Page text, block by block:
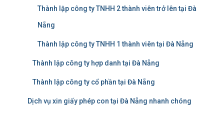
Thành lập công ty TNHH 2 thành viên trở lên tại Đà
Nẵng
Thành lập công ty TNHH 1 thành viên tại Đà Nẵng
Thành lập công ty hợp danh tại Đà Nẵng
Thành lập công ty cổ phần tại Đà Nẵng
Dịch vụ xin giấy phép con tại Đà Nẵng nhanh chóng